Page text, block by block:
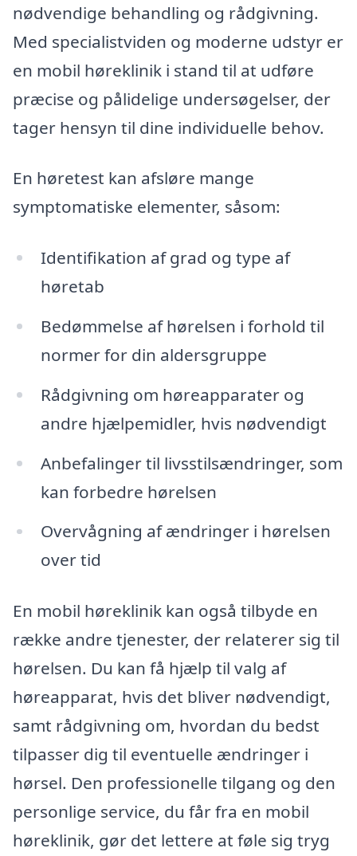
nødvendige behandling og rådgivning.
Med specialistviden og moderne udstyr er
en mobil høreklinik i stand til at udføre
præcise og pålidelige undersøgelser, der
tager hensyn til dine individuelle behov.
En høretest kan afsløre mange
symptomatiske elementer, såsom:
Identifikation af grad og type af
høretab
Bedømmelse af hørelsen i forhold til
normer for din aldersgruppe
Rådgivning om høreapparater og
andre hjælpemidler, hvis nødvendigt
Anbefalinger til livsstilsændringer, som
kan forbedre hørelsen
Overvågning af ændringer i hørelsen
over tid
En mobil høreklinik kan også tilbyde en
række andre tjenester, der relaterer sig til
hørelsen. Du kan få hjælp til valg af
høreapparat, hvis det bliver nødvendigt,
samt rådgivning om, hvordan du bedst
tilpasser dig til eventuelle ændringer i
hørsel. Den professionelle tilgang og den
personlige service, du får fra en mobil
høreklinik, gør det lettere at føle sig tryg